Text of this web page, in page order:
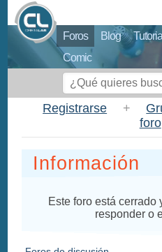
Foros Blog
Comic
Registrarse +
foro
Información
Este foro está cerrado
responder o